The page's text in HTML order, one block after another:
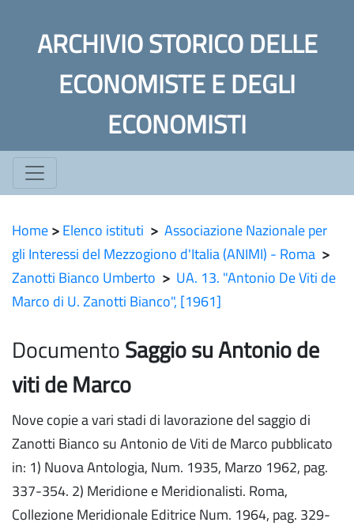
ARCHIVIO STORICO DELLE
ECONOMISTE E DEGLI
ECONOMISTI
Home>Elenco istituti > Associazione Nazionale per
gli Interessi del Mezzogiono d'Italia (ANIMI) - Roma >
Zanotti Bianco Umberto > UA. 13. "Antonio De Viti de
Marco di U. Zanotti Bianco", [1961]
DocumentoSaggio su Antonio de
viti de Marco
Nove copie a vari stadi di lavorazione del saggio di
Zanotti Bianco su Antonio de Viti de Marco pubblicato
in: 1) Nuova Antologia, Num. 1935, Marzo 1962, pag.
337-354. 2) Meridione e Meridionalisti. Roma,
Collezione Meridionale Editrice Num. 1964, pag. 329-